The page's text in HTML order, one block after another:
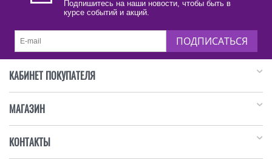
Подпишитесь на наши новости, чтобы быть в
КАБИНЕТ ПОКУПАТЕЛЯ
МАГАЗИН